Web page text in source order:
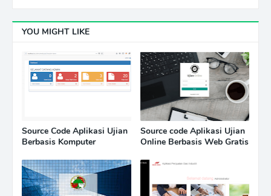
YOU MIGHT LIKE
Source Code Aplikasi Ujian
Berbasis Komputer
Source code Aplikasi Ujian
Online Berbasis Web Gratis